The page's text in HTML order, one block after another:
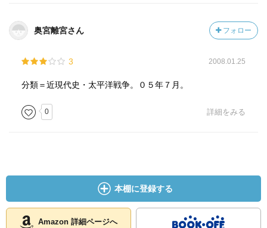
奥宮離宮さん フォロー
3 2008.01.25
分類＝近現代史・太平洋戦争。０５年７月。
0 詳細をみる
本棚に登録する
Amazon 詳細ページへ